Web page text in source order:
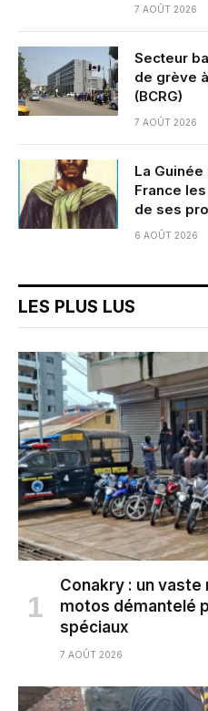
7 AOÛT 2026
Secteur
de grève
(BCRG)
7 AOÛT 2026
La
France
de ses
6 AOÛT 2026
LES PLUS LUS
Conakry : un
motos démantelé
spéciaux
7 AOÛT 2026